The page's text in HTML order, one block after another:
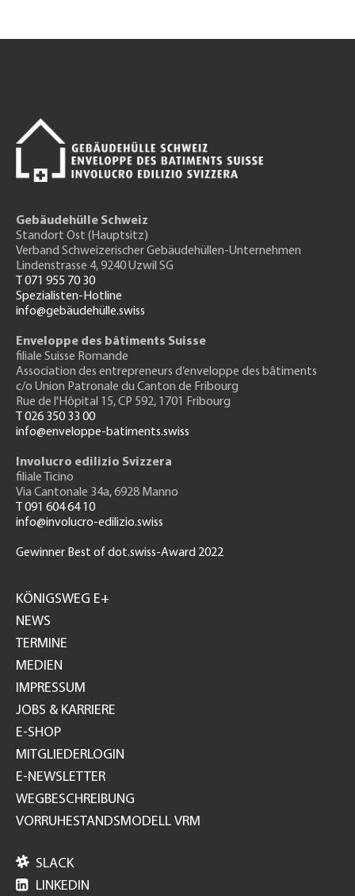
Gebäudehülle Schweiz
Standort Ost (Hauptsitz)
Verband Schweizerischer Gebäudehüllen-Unternehmen
Lindenstrasse 4, 9240 Uzwil SG
T 071 955 70 30
Spezialisten-Hotline
info@gebäudehülle.swiss
Enveloppe des bâtiments Suisse
filiale Suisse Romande
Association des entrepreneurs d’enveloppe des bâtiments
c/o Union Patronale du Canton de Fribourg
Rue de l'Hôpital 15, CP 592, 1701 Fribourg
T 026 350 33 00
info@enveloppe-batiments.swiss
Involucro edilizio Svizzera
filiale Ticino
Via Cantonale 34a, 6928 Manno
T 091 604 64 10
info@involucro-edilizio.swiss
Gewinner Best of dot.swiss-Award 2022
GH
KÖNIGSWEG E+
NEWS
TERMINE
MEDIEN
IMPRESSUM
JOBS & KARRIERE
E-SHOP
MITGLIEDERLOGIN
E-NEWSLETTER
WEGBESCHREIBUNG
VORRUHESTANDSMODELL VRM
 SLACK
 LINKEDIN